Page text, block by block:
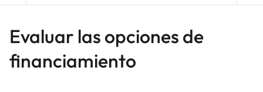
Evaluar las opciones de
financiamiento